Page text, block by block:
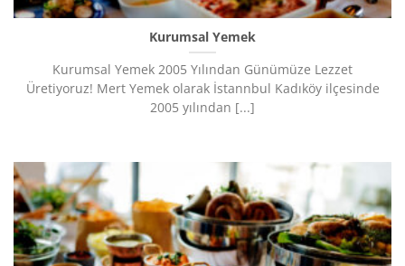
Kurumsal Yemek
Kurumsal Yemek 2005 Yılından Günümüze Lezzet
Üretiyoruz!​ Mert Yemek olarak İstannbul Kadıköy ilçesinde
2005 yılından [...]